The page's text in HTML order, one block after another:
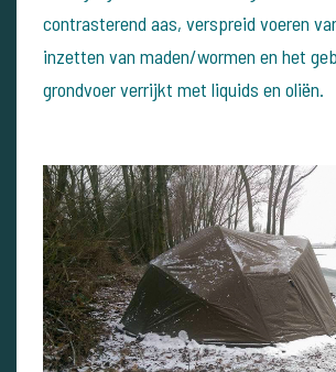
contrasterend aas, verspreid voeren
inzetten van maden/wormen en het
grondvoer verrijkt met liquids en oliën.